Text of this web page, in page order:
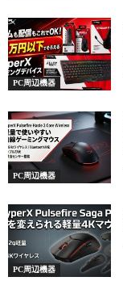
PC周辺機器
PC周辺機器
PC周辺機器